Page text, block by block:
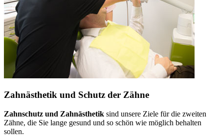
Zahnästhetik und Schutz der Zähne
Zahnschutz und Zahnästhetik sind unsere Ziele für die zweiten
Zähne, die Sie lange gesund und so schön wie möglich behalten
sollen.